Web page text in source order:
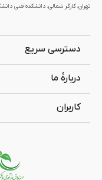
تهران، کارگر شمالی، دانشکده فنی
دسترسی سریع
دربارۀ ما
کاربران